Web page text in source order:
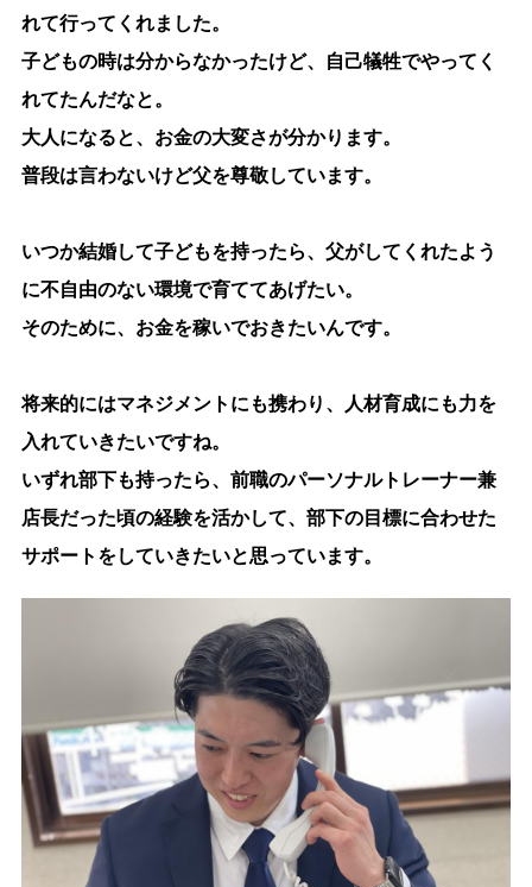
れて行ってくれました。
子どもの時は分からなかったけど、自己犠牲でやってく
れてたんだなと。
大人になると、お金の大変さが分かります。
普段は言わないけど父を尊敬しています。
いつか結婚して子どもを持ったら、父がしてくれたよう
に不自由のない環境で育ててあげたい。
そのために、お金を稼いでおきたいんです。
将来的にはマネジメントにも携わり、人材育成にも力を
入れていきたいですね。
いずれ部下も持ったら、前職のパーソナルトレーナー兼
店長だった頃の経験を活かして、部下の目標に合わせた
サポートをしていきたいと思っています。